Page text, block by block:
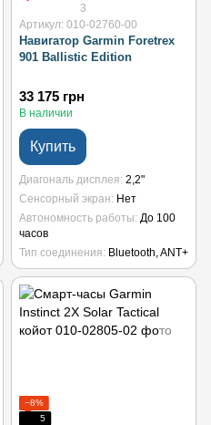
3
Артикул: 010-02760-00
Навигатор Garmin Foretrex
901 Ballistic Edition
33 175 грн
В наличии
Купить
Диагональ дисплея 2,2"
Сенсорный экран
Нет
Автономность работы До 100
часов
Тип соединения
Bluetooth, ANT+
−8%
5